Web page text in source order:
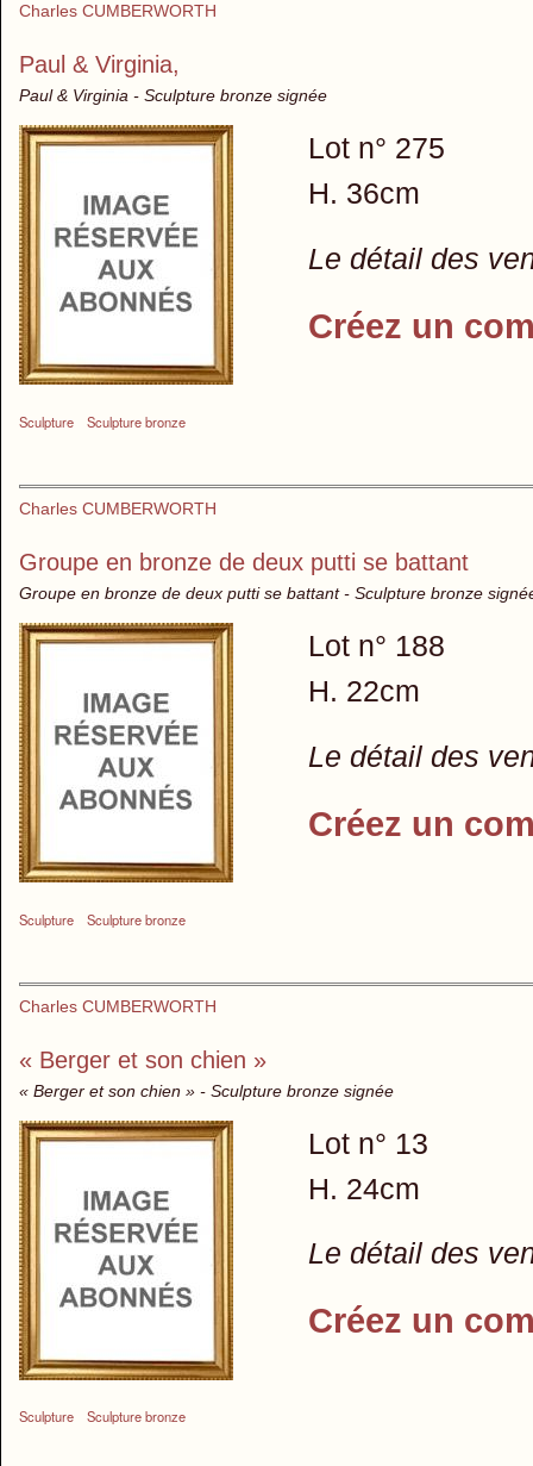
Charles CUMBERWORTH
Paul & Virginia,
Paul & Virginia - Sculpture bronze signée
Sculpture Sculpture bronze
Lot n° 275
H. 36cm
Le détail des
Créez un
Charles CUMBERWORTH
Groupe en bronze de deux putti se battant
Groupe en bronze de deux putti se battant - Sculpture bronze
Sculpture Sculpture bronze
Lot n° 188
H. 22cm
Le détail des
Créez un
Charles CUMBERWORTH
« Berger et son chien »
« Berger et son chien » - Sculpture bronze signée
Sculpture Sculpture bronze
Lot n° 13
H. 24cm
Le détail des
Créez un